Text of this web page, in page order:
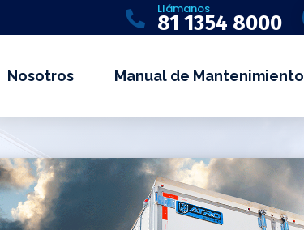

Llámanos
81 1354 8000
Nosotros Manual de Mantenimiento